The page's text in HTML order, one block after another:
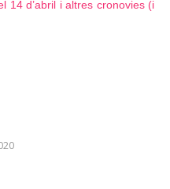
14 d’abril i altres cronovies (i